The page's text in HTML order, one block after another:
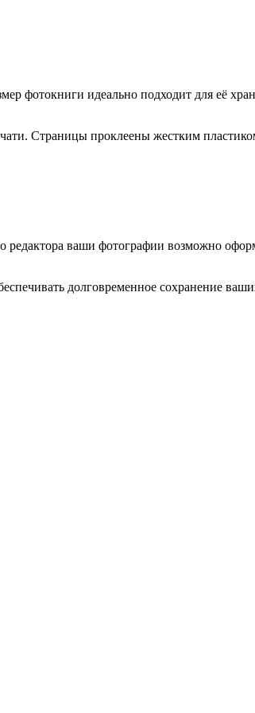
фотокниги идеально подходит для её
Страницы проклеены жестким
редактора ваши фотографии возможно
долговременное сохранение